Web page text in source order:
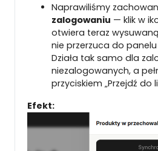
Naprawiliśmy
zalogowaniu — klik w
otwiera teraz
nie przerzuca do panelu
Działa tak samo dla
niezalogowanych, a
przyciskiem „Przejdź do
Efekt: